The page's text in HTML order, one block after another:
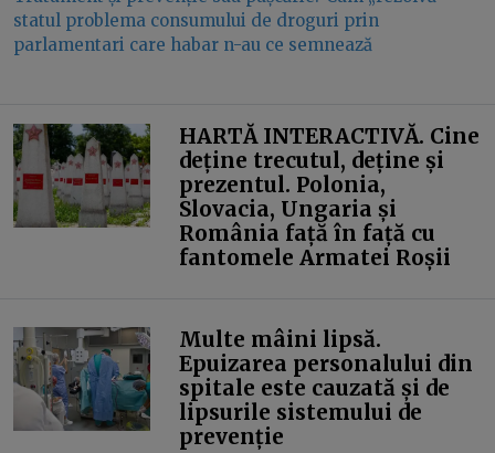
statul problema consumului de droguri prin
parlamentari care habar n-au ce semnează
HARTĂ INTERACTIVĂ. Cine
deține trecutul, deține și
prezentul. Polonia,
Slovacia, Ungaria și
România față în față cu
fantomele Armatei Roșii
Multe mâini lipsă.
Epuizarea personalului din
spitale este cauzată și de
lipsurile sistemului de
prevenție